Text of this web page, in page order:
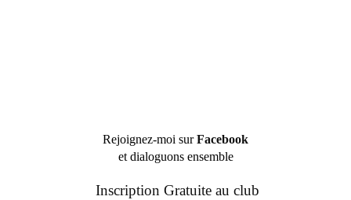
Rejoignez-moi surFacebook
et dialoguons ensemble
Inscription Gratuite au club